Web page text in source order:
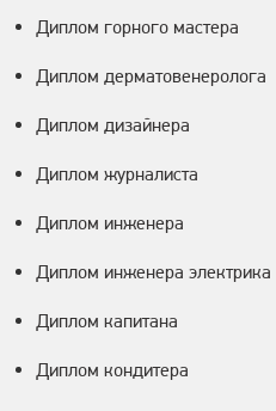
Диплом горного мастера
Диплом дерматовенеролога
Диплом дизайнера
Диплом журналиста
Диплом инженера
Диплом инженера электрика
Диплом капитана
Диплом кондитера